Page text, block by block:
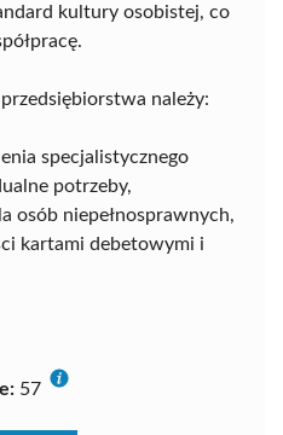
kultury osobistej, co
należy:
specjalistycznego
potrzeby,
osób niepełnosprawnych,
kartami debetowymi i
57